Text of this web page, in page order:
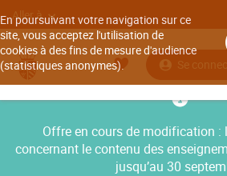
En poursuivant votre navigation sur ce
site, vous acceptez l'utilisation de
cookies à des fins de mesure d'audience
(statistiques anonymes).
Aller à
Se
Offre en cours de modification
concernant le contenu des
jusqu’au 30